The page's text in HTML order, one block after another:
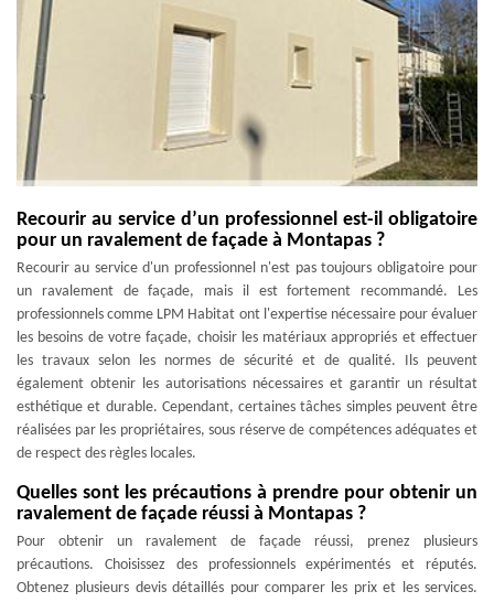
Recourir au service d’un professionnel est-il obligatoire
pour un ravalement de façade à Montapas ?
Recourir au service d'un professionnel n'est pas toujours obligatoire pour
un ravalement de façade, mais il est fortement recommandé. Les
professionnels comme LPM Habitat ont l'expertise nécessaire pour évaluer
les besoins de votre façade, choisir les matériaux appropriés et effectuer
les travaux selon les normes de sécurité et de qualité. Ils peuvent
également obtenir les autorisations nécessaires et garantir un résultat
esthétique et durable. Cependant, certaines tâches simples peuvent être
réalisées par les propriétaires, sous réserve de compétences adéquates et
de respect des règles locales.
Quelles sont les précautions à prendre pour obtenir un
ravalement de façade réussi à Montapas ?
Pour obtenir un ravalement de façade réussi, prenez plusieurs
précautions. Choisissez des professionnels expérimentés et réputés.
Obtenez plusieurs devis détaillés pour comparer les prix et les services.